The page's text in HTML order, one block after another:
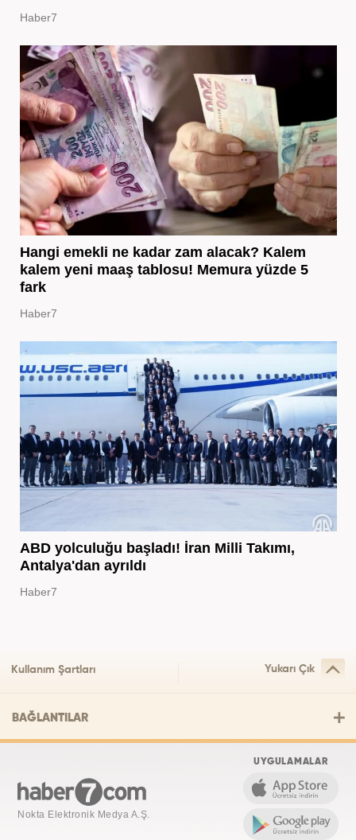
Haber7
Hangi emekli ne kadar zam alacak? Kalem
kalem yeni maaş tablosu! Memura yüzde 5
fark
Haber7
ABD yolculuğu başladı! İran Milli Takımı,
Antalya'dan ayrıldı
Haber7
Kullanım Şartları Yukarı Çık
BAĞLANTILAR
Nokta Elektronik Medya A.Ş.
UYGULAMALAR